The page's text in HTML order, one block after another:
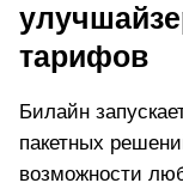
тарифов
Билайн
пакетных
возможности